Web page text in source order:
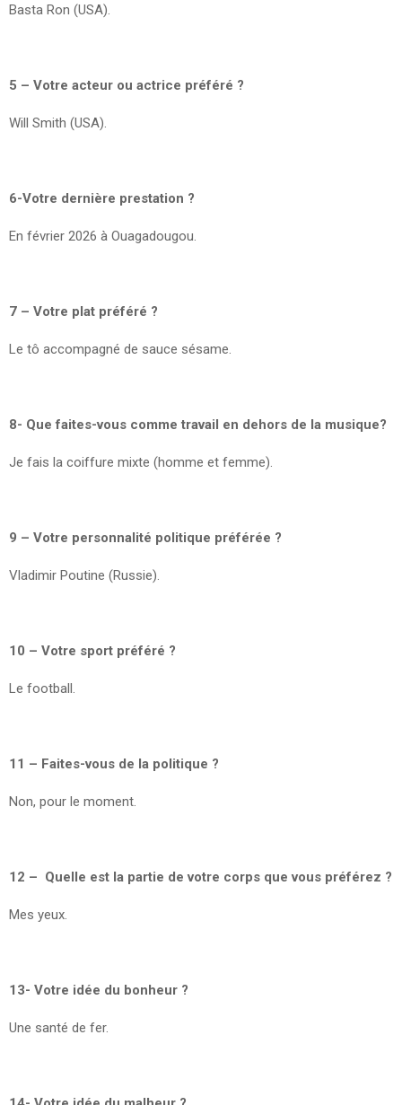
Basta Ron (USA).
5 – Votre acteur ou actrice préféré ?
Will Smith (USA).
6-Votre dernière prestation ?
En février 2026 à Ouagadougou.
7 – Votre plat préféré ?
Le tô accompagné de sauce sésame.
8- Que faites-vous comme travail en dehors de la musique?
Je fais la coiffure mixte (homme et femme).
9 – Votre personnalité politique préférée ?
Vladimir Poutine (Russie).
10 – Votre sport préféré ?
Le football.
11 – Faites-vous de la politique ?
Non, pour le moment.
12 – Quelle est la partie de votre corps que vous préférez ?
Mes yeux.
13- Votre idée du bonheur ?
Une santé de fer.